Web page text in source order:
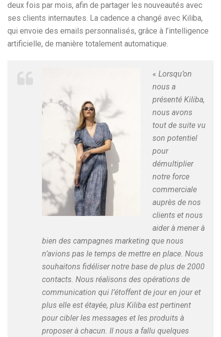
deux fois par mois, afin de partager les nouveautés avec
ses clients internautes. La cadence a changé avec Kiliba,
qui envoie des emails personnalisés, grâce à l’intelligence
artificielle, de manière totalement automatique.
« Lorsqu’on
nous a
présenté Kiliba,
nous avons
tout de suite vu
son potentiel
pour
démultiplier
notre force
commerciale
auprès de nos
clients et nous
aider à mener à
bien des campagnes marketing que nous
n’avions pas le temps de mettre en place. Nous
souhaitons fidéliser notre base de plus de 2000
contacts. Nous réalisons des opérations de
communication qui l’étoffent de jour en jour et
plus elle est étayée, plus Kiliba est pertinent
pour cibler les messages et les produits à
proposer à chacun. Il nous a fallu quelques